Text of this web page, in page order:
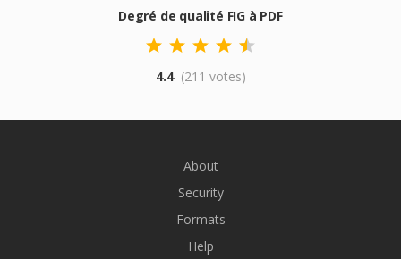
Degré de qualité FIG à PDF
4.4 (211 votes)
About
Security
Formats
Help